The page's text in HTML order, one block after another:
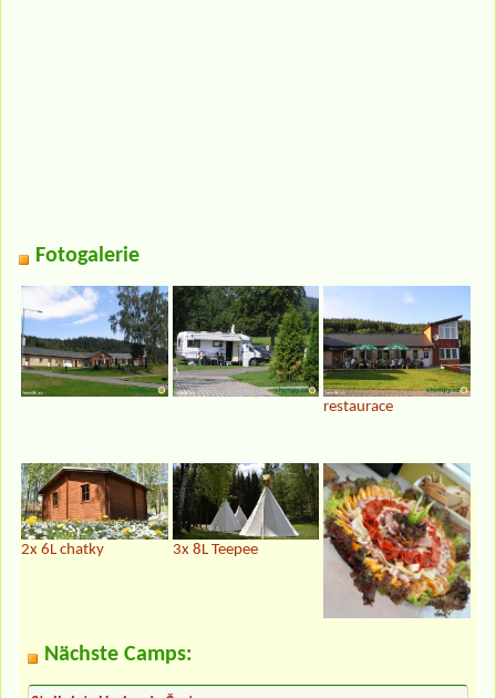
Fotogalerie
restaurace
2x 6L chatky 3x 8L Teepee
Nächste Camps: